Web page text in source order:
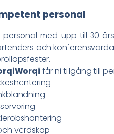
personal
personal med upp till 30
och
får ni tillgång till
värdskap